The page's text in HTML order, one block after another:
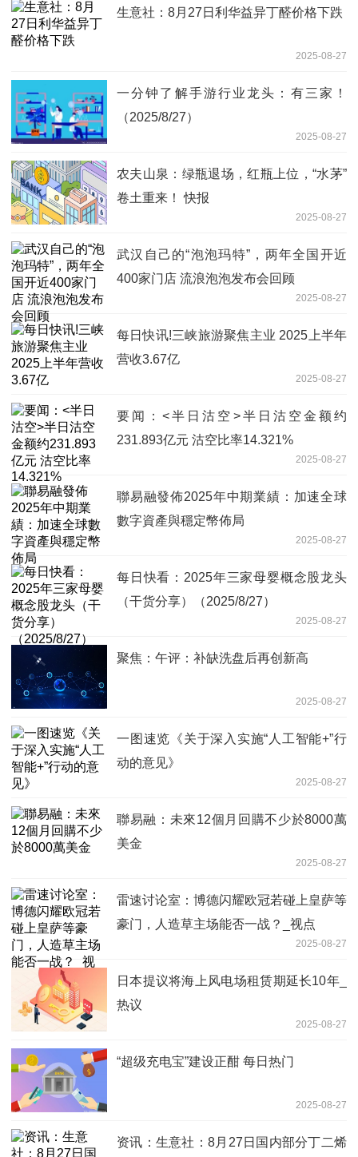
生意社：8月27日利华益异丁醛价格下跌
2025-08-27
一分钟了解手游行业龙头：有三家！
（2025/8/27）
2025-08-27
农夫山泉：绿瓶退场，红瓶上位，“水茅”
卷土重来！ 快报
2025-08-27
武汉自己的“泡泡玛特”，两年全国开近
400家门店 流浪泡泡发布会回顾
2025-08-27
每日快讯!三峡旅游聚焦主业 2025上半年
营收3.67亿
2025-08-27
要闻：<半日沽空>半日沽空金额约
231.893亿元 沽空比率14.321%
2025-08-27
聯易融發佈2025年中期業績：加速全球
數字資產與穩定幣佈局
2025-08-27
每日快看：2025年三家母婴概念股龙头
（干货分享）（2025/8/27）
2025-08-27
聚焦：午评：补缺洗盘后再创新高
2025-08-27
一图速览《关于深入实施“人工智能+”行
动的意见》
2025-08-27
聯易融：未來12個月回購不少於8000萬
美金
2025-08-27
雷速讨论室：博德闪耀欧冠若碰上皇萨等
豪门，人造草主场能否一战？_视点
2025-08-27
日本提议将海上风电场租赁期延长10年_
热议
2025-08-27
“超级充电宝”建设正酣 每日热门
2025-08-27
资讯：生意社：8月27日国内部分丁二烯